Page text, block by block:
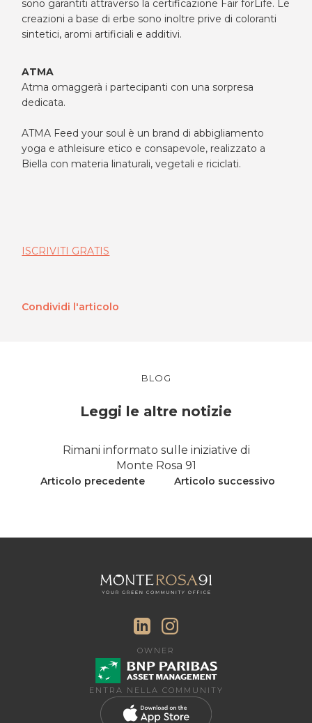
sono garantiti attraverso la certificazione Fair forLife. Le
creazioni a base di erbe sono inoltre prive di coloranti
sintetici, aromi artificiali e additivi.
ATMA
Atma omaggerà i partecipanti con una sorpresa
dedicata.
ATMA Feed your soul è un brand di abbigliamento
yoga e athleisure etico e consapevole, realizzato a
Biella con materia linaturali, vegetali e riciclati.
ISCRIVITI GRATIS
Condividi l'articolo
BLOG
Leggi le altre notizie
Rimani informato sulle iniziative di
Monte Rosa 91
Articolo precedente Articolo successivo
OWNER
ENTRA NELLA COMMUNITY